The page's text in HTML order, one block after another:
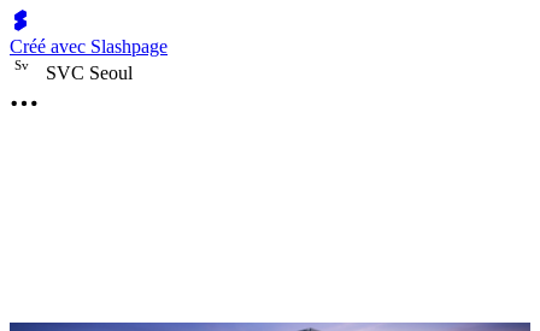
Créé avec Slashpage
Sv SVC Seoul